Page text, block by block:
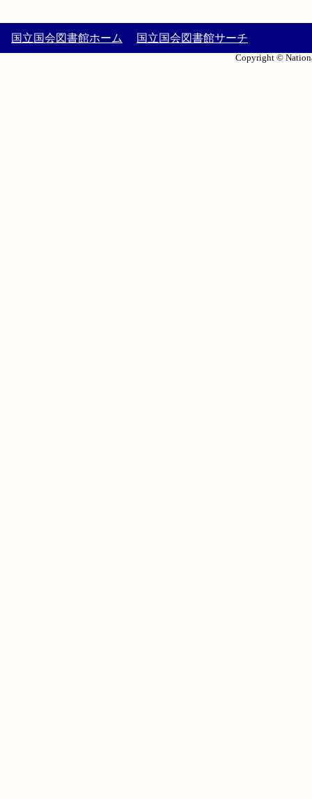
国立国会図書館ホーム 国立国会図書館サーチ
Copyright ©